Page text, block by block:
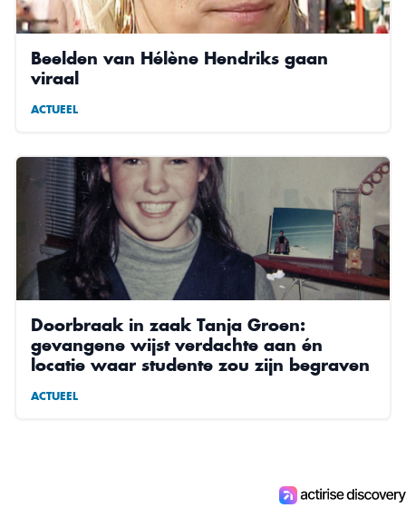
Beelden van Hélène Hendriks gaan
viraal
ACTUEEL
Doorbraak in zaak Tanja Groen:
gevangene wijst verdachte aan én
locatie waar studente zou zijn begraven
ACTUEEL